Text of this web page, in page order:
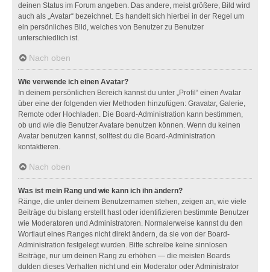
deinen Status im Forum angeben. Das andere, meist größere, Bild wird
auch als „Avatar“ bezeichnet. Es handelt sich hierbei in der Regel um
ein persönliches Bild, welches von Benutzer zu Benutzer
unterschiedlich ist.
Nach oben
Wie verwende ich einen Avatar?
In deinem persönlichen Bereich kannst du unter „Profil“ einen Avatar
über eine der folgenden vier Methoden hinzufügen: Gravatar, Galerie,
Remote oder Hochladen. Die Board-Administration kann bestimmen,
ob und wie die Benutzer Avatare benutzen können. Wenn du keinen
Avatar benutzen kannst, solltest du die Board-Administration
kontaktieren.
Nach oben
Was ist mein Rang und wie kann ich ihn ändern?
Ränge, die unter deinem Benutzernamen stehen, zeigen an, wie viele
Beiträge du bislang erstellt hast oder identifizieren bestimmte Benutzer
wie Moderatoren und Administratoren. Normalerweise kannst du den
Wortlaut eines Ranges nicht direkt ändern, da sie von der Board-
Administration festgelegt wurden. Bitte schreibe keine sinnlosen
Beiträge, nur um deinen Rang zu erhöhen — die meisten Boards
dulden dieses Verhalten nicht und ein Moderator oder Administrator